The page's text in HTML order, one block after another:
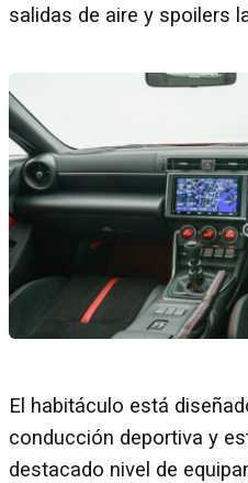
salidas de aire y spoilers
El habitáculo está
conducción deportiva y
destacado nivel de